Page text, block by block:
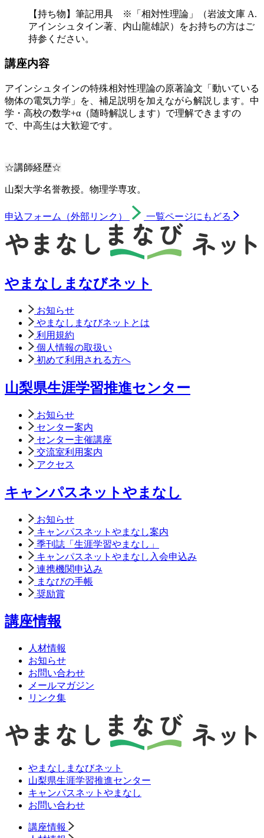
【持ち物】筆記用具 ※「相対性理論」（岩波文庫 A.
アインシュタイン著、内山龍雄訳）をお持ちの方はご
持参ください。
講座内容
アインシュタインの特殊相対性理論の原著論文「動いている
物体の電気力学」を、補足説明を加えながら解説します。中
学・高校の数学+α（随時解説します）で理解できますの
で、中高生は大歓迎です。
☆講師経歴☆
山梨大学名誉教授。物理学専攻。
申込フォーム（外部リンク） 一覧ページにもどる
やまなしまなびネット
お知らせ
やまなしまなびネットとは
利用規約
個人情報の取扱い
初めて利用される方へ
山梨県生涯学習推進センター
お知らせ
センター案内
センター主催講座
交流室利用案内
アクセス
キャンパスネットやまなし
お知らせ
キャンパスネットやまなし案内
季刊誌「生涯学習やまなし」
キャンパスネットやまなし入会申込み
連携機関申込み
まなびの手帳
奨励賞
講座情報
人材情報
お知らせ
お問い合わせ
メールマガジン
リンク集
やまなしまなびネット
山梨県生涯学習推進センター
キャンパスネットやまなし
お問い合わせ
講座情報